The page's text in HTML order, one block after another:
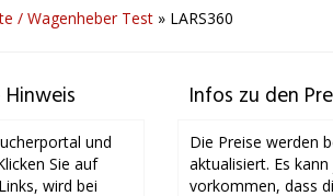
/ Wagenheber Test » LARS360
und
Sie auf
wird bei
Infos zu den
Die Preise werden
aktualisiert. Es
vorkommen, dass